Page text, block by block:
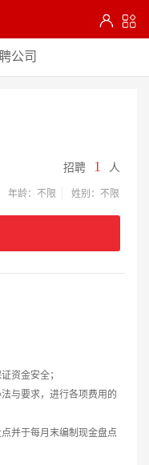
公司
招聘 1 人
年龄：不限 姓别：不限
资金安全；
与要求，进行各项费用的
并于每月末编制现金盘点